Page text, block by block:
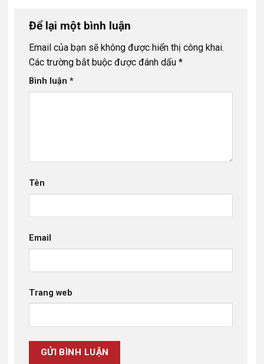
Để lại một bình luận
Email của bạn sẽ không được hiển thị công khai.
Các trường bắt buộc được đánh dấu *
Bình luận *
Tên
Email
Trang web